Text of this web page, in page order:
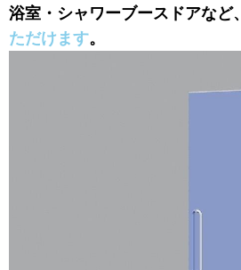
浴室・シャワーブースドアなど、
ただけます。